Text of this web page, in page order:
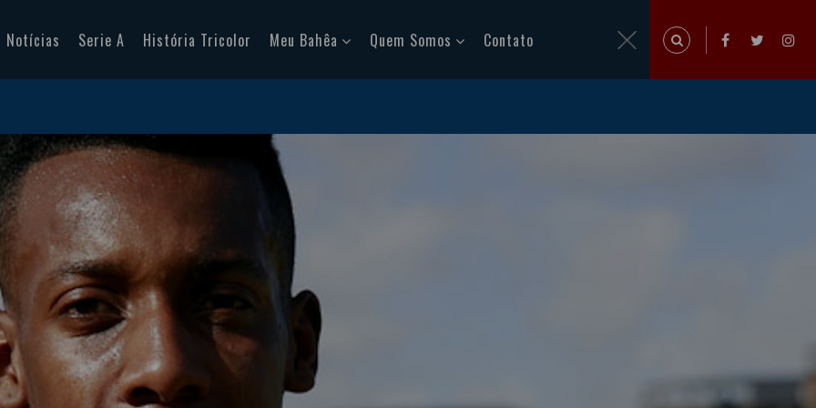
Notícias Serie A História Tricolor Meu Bahêa Quem Somos Contato